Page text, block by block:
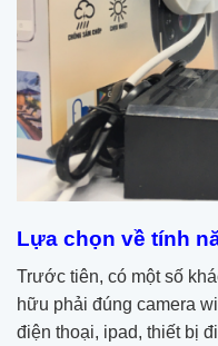
Lựa chọn về tính
Trước tiên, có một số
hữu phải đúng camera
điện thoại, ipad, thiết bị